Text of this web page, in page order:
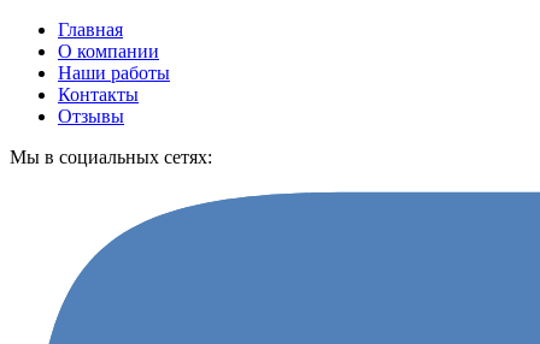
Главная
О компании
Наши работы
Контакты
Отзывы
Мы в социальных сетях: